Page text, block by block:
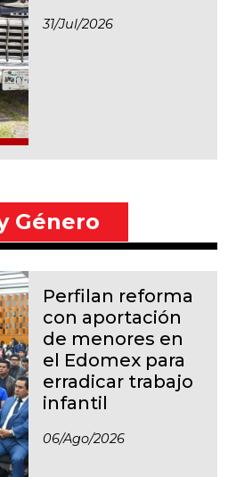
31/jul/2026
Género
Perfilan reforma
con aportación
de menores en
el Edomex para
erradicar trabajo
infantil
06/ago/2026